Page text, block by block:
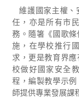
維護國家主權、
任，亦是所有市
務。隨箸《國歌
施，在學校推行
求，更是教育界
校做好國家安全
程，編製教學示
師提供專業發展課